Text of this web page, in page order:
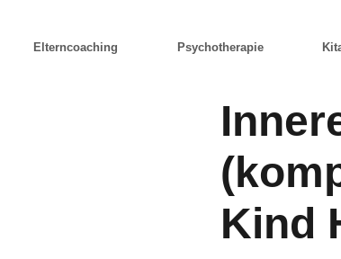
Elterncoaching Psychotherapie
Kind